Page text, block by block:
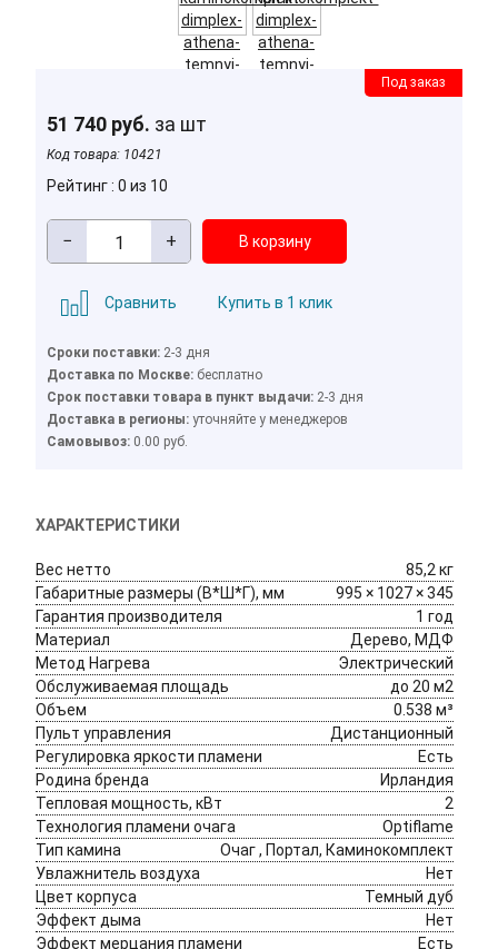
Под заказ
51 740 руб. за шт
Код товара: 10421
Рейтинг : 0 из 10
− +
Сравнить Купить в 1 клик
Сроки поставки: 2-3 дня
Доставка по Москве: бесплатно
Cрок поставки товара в пункт выдачи: 2-3 дня
Доставка в регионы: уточняйте у менеджеров
Cамовывоз: 0.00 руб.
ХАРАКТЕРИСТИКИ
Вес нетто
85,2 кг
Габаритные размеры (В*Ш*Г), мм
995 × 1027 × 345
Гарантия производителя
1 год
Материал
Дерево, МДФ
Метод Нагрева
Электрический
Обслуживаемая площадь
до 20 м2
Объем
0.538 м³
Пульт управления
Дистанционный
Регулировка яркости пламени
Есть
Родина бренда
Ирландия
Тепловая мощность, кВт
2
Технология пламени очага
Optiflame
Тип камина
Очаг , Портал, Каминокомплект
Увлажнитель воздуха
Нет
Цвет корпуса
Темный дуб
Эффект дыма
Нет
Эффект мерцания пламени
Есть